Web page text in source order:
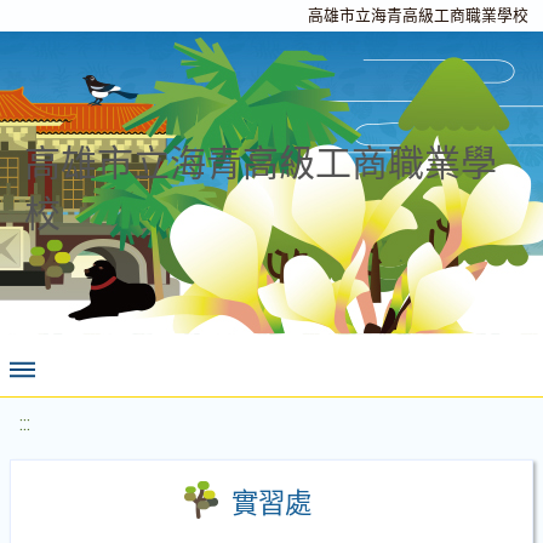
高雄市立海青高級工商職業學校
高雄市立海青高級工商職業學
校
:::
實習處